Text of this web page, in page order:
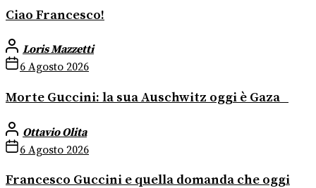
Ciao Francesco!
Loris Mazzetti
6 Agosto 2026
Morte Guccini: la sua Auschwitz oggi è Gaza
Ottavio Olita
6 Agosto 2026
Francesco Guccini e quella domanda che oggi